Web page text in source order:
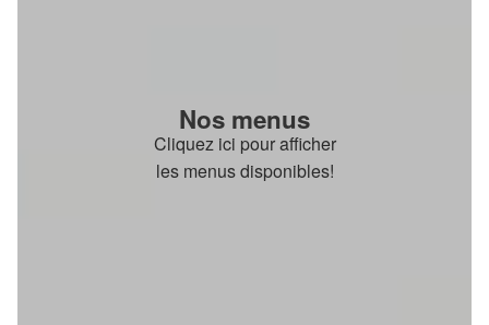
Nos menus
Cliquez ici pour afficher
les menus disponibles!